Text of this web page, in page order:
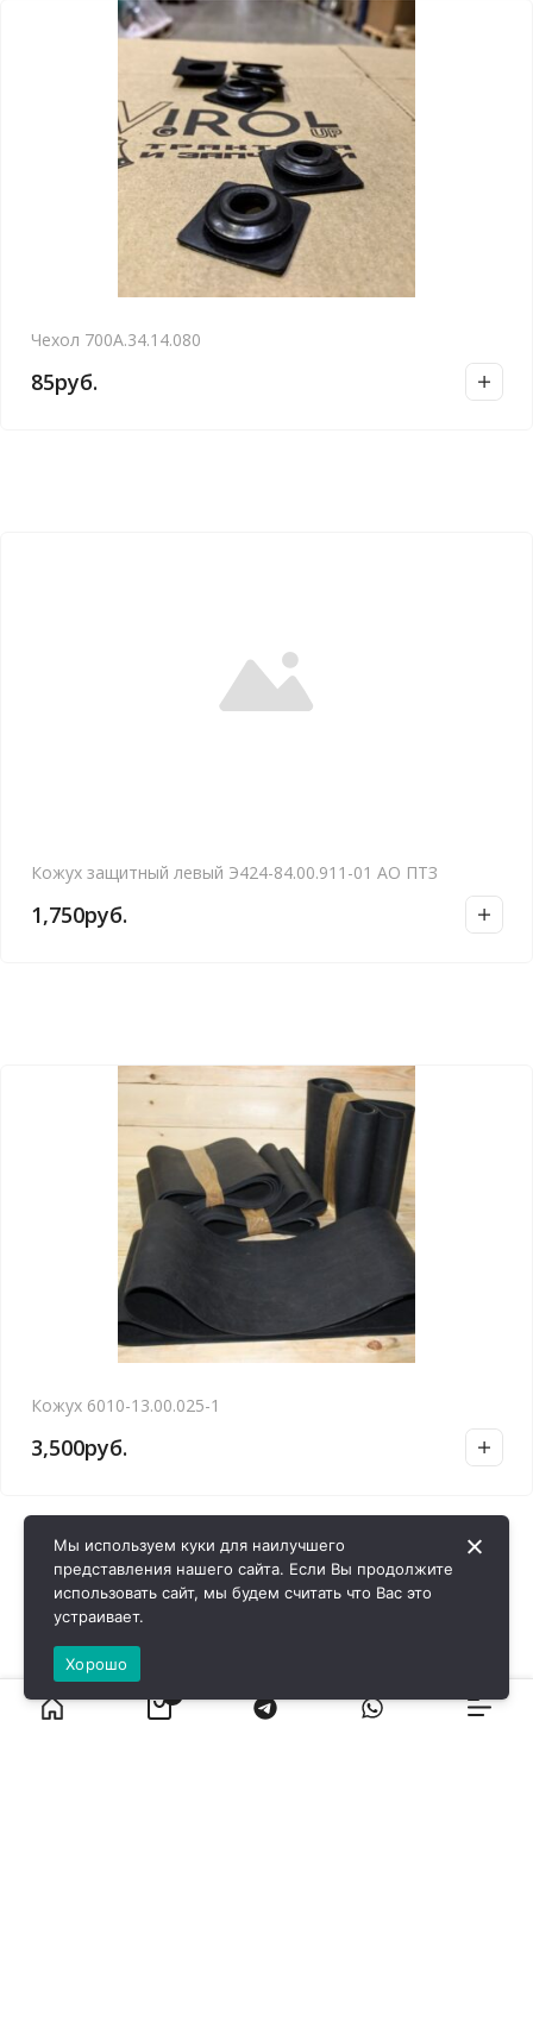
Чехол 700А.34.14.080
85руб.
Кожух защитный левый Э424-84.00.911-01 АО ПТЗ
1,750руб.
Кожух 6010-13.00.025-1
3,500руб.
Мы используем куки для наилучшего
представления нашего сайта. Если Вы продолжите
использовать сайт, мы будем считать что Вас это
устраивает.
Хорошо